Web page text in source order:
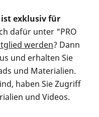
ist exklusiv für
dafür unter "PRO
werden? Dann
und erhalten Sie
und Materialien.
haben Sie Zugriff
und Videos.